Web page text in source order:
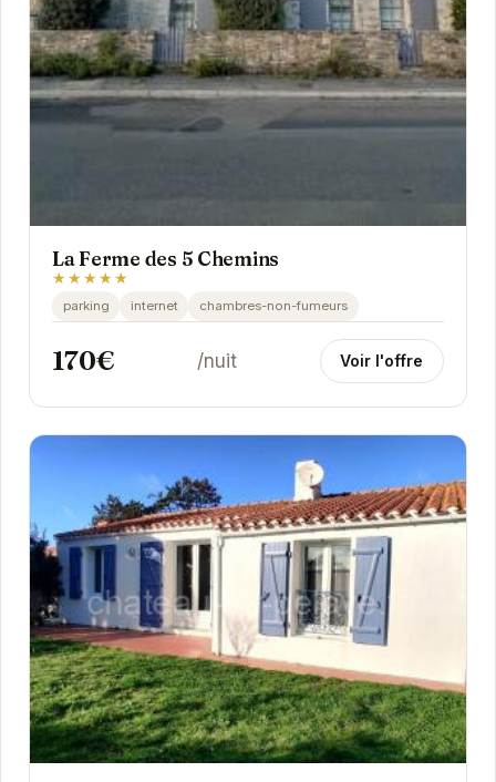
La Ferme des 5 Chemins
★★★★★
parking internet chambres-non-fumeurs
170€ /nuit Voir l'offre